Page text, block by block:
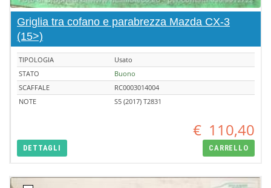
Griglia tra cofano e parabrezza Mazda CX-3
(15>)
TIPOLOGIA
Usato
STATO
Buono
SCAFFALE
RC0003014004
NOTE
S5 (2017) T2831
€ 110,40
DETTAGLI CARRELLO